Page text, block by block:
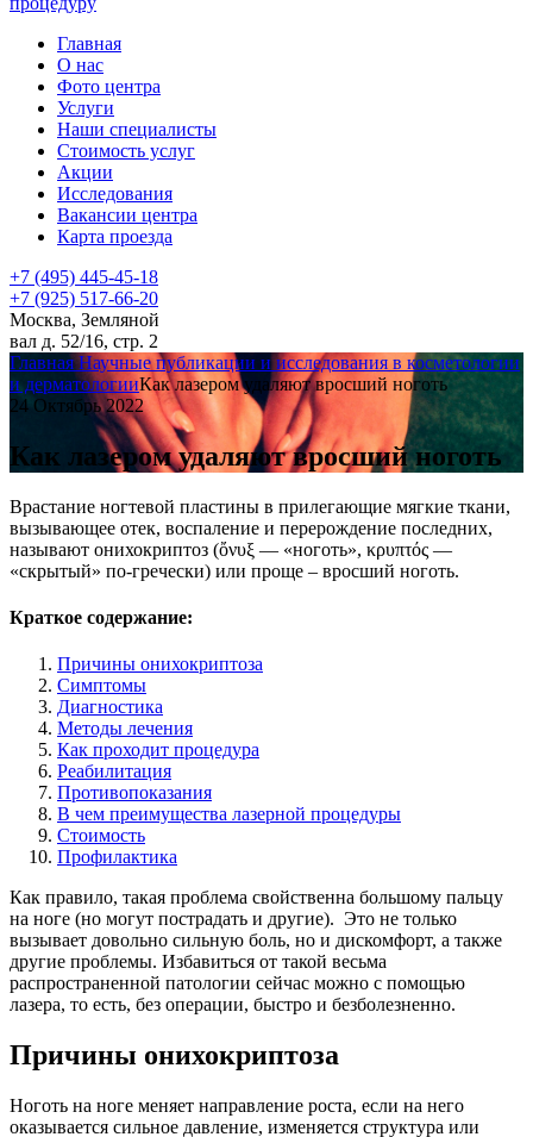
Главная
О нас
Фото центра
Услуги
Наши специалисты
Стоимость услуг
Акции
Исследования
Вакансии центра
Карта проезда
+7 (495) 445-45-18
+7 (925) 517-66-20
Москва, Земляной
вал д. 52/16, стр. 2
ГлавнаяНаучные публикации и исследования в косметологии
и дерматологииКак лазером удаляют вросший ноготь
24 Октябрь 2022
Как лазером удаляют вросший ноготь
Врастание ногтевой пластины в прилегающие мягкие ткани,
вызывающее отек, воспаление и перерождение последних,
называют онихокриптоз (ὄνυξ — «ноготь», κρυπτός —
«скрытый» по-гречески) или проще – вросший ноготь.
Краткое содержание:
Причины онихокриптоза
Симптомы
Диагностика
Методы лечения
Как проходит процедура
Реабилитация
Противопоказания
В чем преимущества лазерной процедуры
Стоимость
Профилактика
Как правило, такая проблема свойственна большому пальцу
на ноге (но могут пострадать и другие). Это не только
вызывает довольно сильную боль, но и дискомфорт, а также
другие проблемы. Избавиться от такой весьма
распространенной патологии сейчас можно с помощью
лазера, то есть, без операции, быстро и безболезненно.
Причины онихокриптоза
Ноготь на ноге меняет направление роста, если на него
оказывается сильное давление, изменяется структура или